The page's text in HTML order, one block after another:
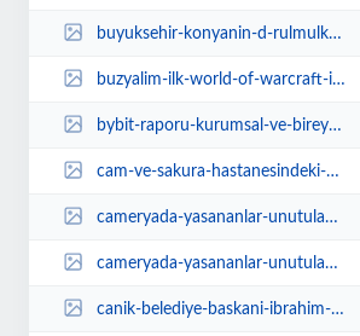
buyuksehir-konyanin-d-rulmulk-olusunun-927-yilini-kutlayacak-TVwdp8DR.jpg
buzyalim-ilk-world-of-warcraft-is-birligiyle-diablo-immortala-geliyor-egz5rIe...
bybit-raporu-kurumsal-ve-bireysel-yatirimcilar-arasinda-stablecoin-riskinin-a...
cam-ve-sakura-hastanesindeki-nukleer-sizinti-iddialarina-yanit-geldi-IEvNrFir...
cameryada-yasananlar-unutulamaz-1tRXjxAj.jpg
cameryada-yasananlar-unutulamaz-LSb9LOqk.jpg
canik-belediye-baskani-ibrahim-sandikci-canikimize-yeni-sosyal-yasam-alanlari...